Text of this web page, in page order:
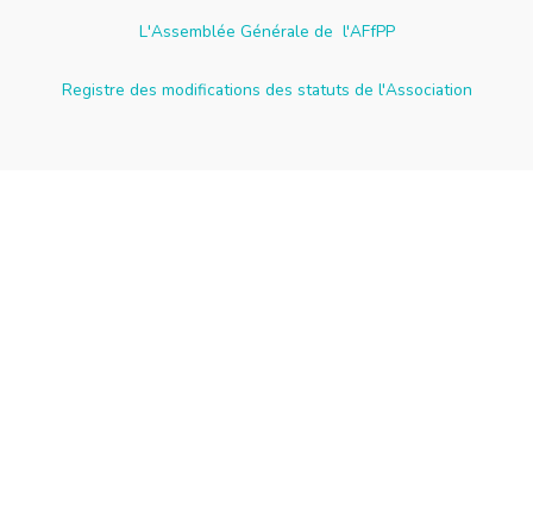
L'Assemblée Générale de l'AFfPP
Registre des modifications des statuts de l'Association